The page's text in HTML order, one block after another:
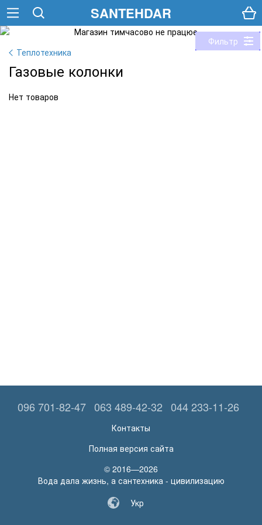
SANTEHDAR
Теплотехника
Фильтр
Газовые колонки
Нет товаров
096 701-82-47 063 489-42-32 044 233-11-26
Контакты
Полная версия сайта
© 2016—2026
Вода дала жизнь, а сантехника - цивилизацию
Укр